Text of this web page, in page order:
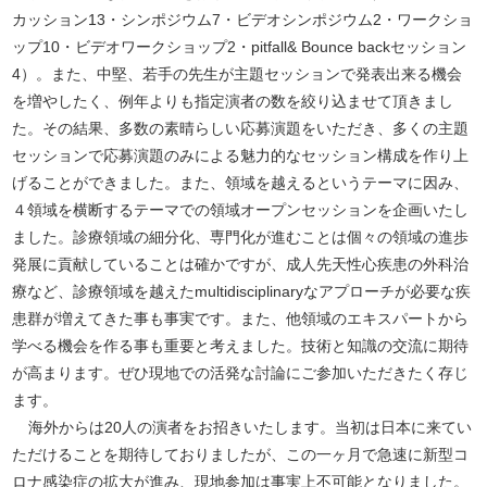
カッション13・シンポジウム7・ビデオシンポジウム2・ワークショ
ップ10・ビデオワークショップ2・pitfall& Bounce backセッション
4）。また、中堅、若手の先生が主題セッションで発表出来る機会
を増やしたく、例年よりも指定演者の数を絞り込ませて頂きまし
た。その結果、多数の素晴らしい応募演題をいただき、多くの主題
セッションで応募演題のみによる魅力的なセッション構成を作り上
げることができました。また、領域を越えるというテーマに因み、
４領域を横断するテーマでの領域オープンセッションを企画いたし
ました。診療領域の細分化、専門化が進むことは個々の領域の進歩
発展に貢献していることは確かですが、成人先天性心疾患の外科治
療など、診療領域を越えたmultidisciplinaryなアプローチが必要な疾
患群が増えてきた事も事実です。また、他領域のエキスパートから
学べる機会を作る事も重要と考えました。技術と知識の交流に期待
が高まります。ぜひ現地での活発な討論にご参加いただきたく存じ
ます。
海外からは20人の演者をお招きいたします。当初は日本に来てい
ただけることを期待しておりましたが、この一ヶ月で急速に新型コ
ロナ感染症の拡大が進み、現地参加は事実上不可能となりました。